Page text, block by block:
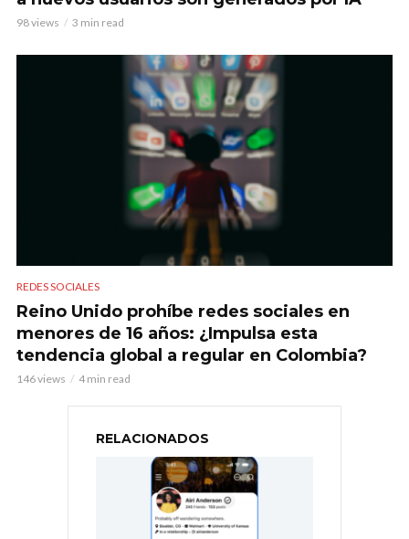
98 views 3 min read
REDES SOCIALES
Reino Unido prohíbe redes sociales en
menores de 16 años: ¿Impulsa esta
tendencia global a regular en Colombia?
146 views 4 min read
RELACIONADOS